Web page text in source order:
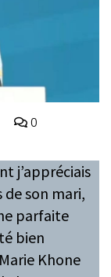
0
j’appréciais
de son mari,
parfaite
bien
Khone